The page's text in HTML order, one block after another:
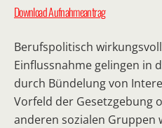
Download Aufnahmeantrag
Berufspolitisch
Einflussnahme gelingen in
durch Bündelung von
Vorfeld der Gesetzgebung
anderen sozialen Gruppen